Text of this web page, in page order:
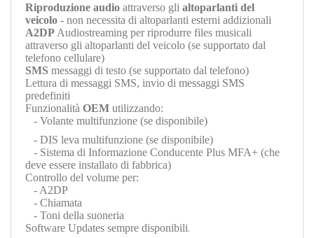
Riproduzione audio attraverso gli altoparlanti del
veicolo - non necessita di altoparlanti esterni addizionali
A2DP Audiostreaming per riprodurre files musicali
attraverso gli altoparlanti del veicolo (se supportato dal
telefono cellulare)
SMS messaggi di testo (se supportato dal telefono)
Lettura di messaggi SMS, invio di messaggi SMS
predefiniti
Funzionalità OEM utilizzando:
- Volante multifunzione (se disponibile)
- DIS leva multifunzione (se disponibile)
- Sistema di Informazione Conducente Plus MFA+ (che
deve essere installato di fabbrica)
Controllo del volume per:
- A2DP
- Chiamata
- Toni della suoneria
Software Updates sempre disponibili.